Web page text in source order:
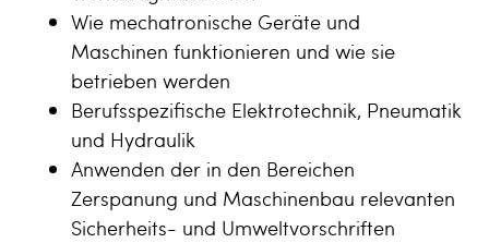
Wie mechatronische Geräte und
Maschinen funktionieren und wie sie
betrieben werden
Berufsspezifische Elektrotechnik, Pneumatik
und Hydraulik
Anwenden der in den Bereichen
Zerspanung und Maschinenbau relevanten
Sicherheits- und Umweltvorschriften